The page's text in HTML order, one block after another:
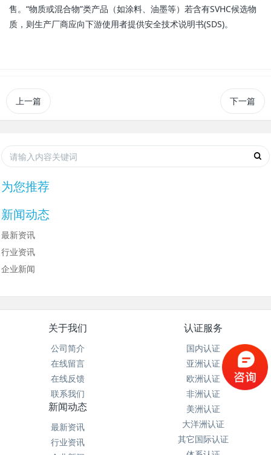
售。“物质或混合物”类产品（如涂料、油墨等）若含有SVHC候选物
质，则生产厂商应向下游使用者提供安全技术说明书(SDS)。
上一篇 下一篇
为您推荐
新闻动态
最新资讯
行业资讯
企业新闻
关于我们
公司简介
在线留言
在线反馈
联系我们
认证服务
国内认证
亚洲认证
欧洲认证
非洲认证
美洲认证
大洋洲认证
其它国际认证
新闻动态
最新资讯
行业资讯